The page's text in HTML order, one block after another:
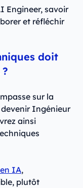
Engineer, savoir
et réfléchir
doit
sur la
Ingénieur
ainsi
IA,
plutôt